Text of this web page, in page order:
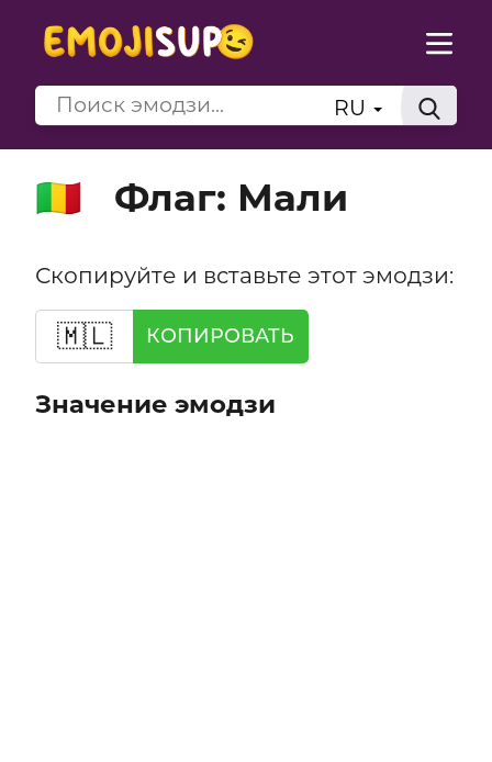
RU
🇲🇱 Флаг: Мали
Скопируйте и вставьте этот эмодзи:
🇲🇱 КОПИРОВАТЬ
Значение эмодзи